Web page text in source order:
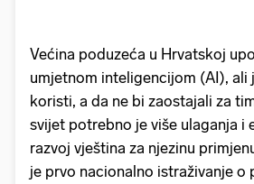
Većina poduzeća u Hrvatskoj
umjetnom inteligencijom (AI), ali
koristi, a da ne bi zaostajali za
svijet potrebno je više ulaganja i
razvoj vještina za njezinu
je prvo nacionalno istraživanje o